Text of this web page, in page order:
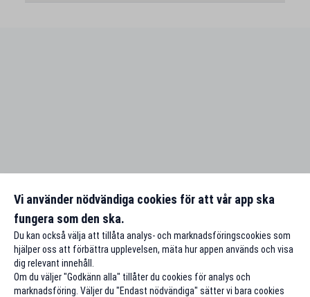
Vi använder nödvändiga cookies för att vår app ska
fungera som den ska.
Du kan också välja att tillåta analys- och marknadsföringscookies som
hjälper oss att förbättra upplevelsen, mäta hur appen används och visa
dig relevant innehåll.
Om du väljer "Godkänn alla" tillåter du cookies för analys och
marknadsföring. Väljer du "Endast nödvändiga" sätter vi bara cookies